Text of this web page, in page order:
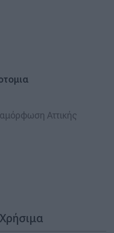
Αττικής
Χρήσιμα